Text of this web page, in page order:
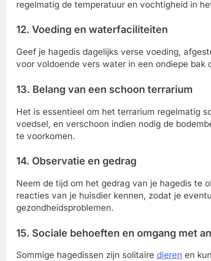
regelmatig de temperatuur en vochtigheid in
12. Voeding en waterfaciliteiten
Geef je hagedis dagelijks verse voeding,
voor voldoende vers water in een ondiepe bak
13. Belang van een schoon terrarium
Het is essentieel om het terrarium regelmatig
voedsel, en verschoon indien nodig de
te voorkomen.
14. Observatie en gedrag
Neem de tijd om het gedrag van je hagedis te
reacties van je huisdier kennen, zodat je
gezondheidsproblemen.
15. Sociale behoeften en omgang met
Sommige hagedissen zijn solitaire dieren en